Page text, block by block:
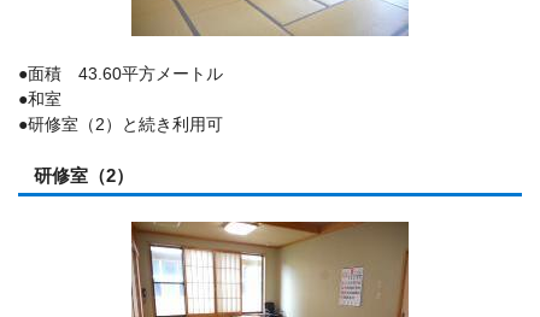
●面積 43.60平方メートル
●和室
●研修室（2）と続き利用可
研修室（2）